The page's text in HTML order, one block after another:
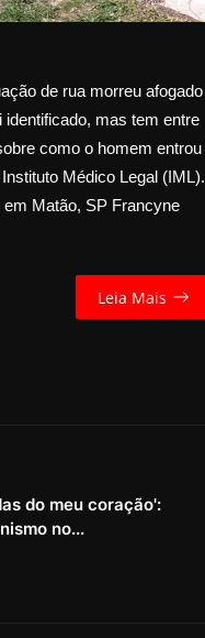
de rua morreu afogado
identificado, mas tem entre
como o homem entrou
Médico Legal (IML).
Matão, SP Francyne
Leia Mais
do meu coração':
no...